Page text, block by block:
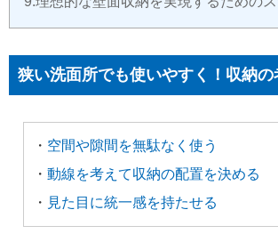
狭い洗面所でも使いやすく！収納の
・ 空間や隙間を無駄なく使う
・ 動線を考えて収納の配置を決める
・ 見た目に統一感を持たせる